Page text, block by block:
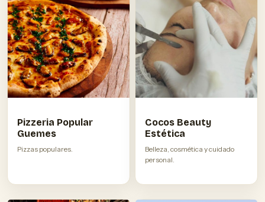
Pizzeria Popular
Guemes
Pizzas populares.
Cocos Beauty
Estética
Belleza, cosmética y cuidado
personal.